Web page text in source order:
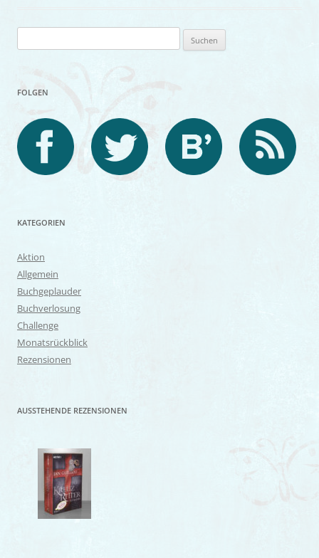
nach:
FOLGEN
KATEGORIEN
Aktion
Allgemein
Buchgeplauder
Buchverlosung
Challenge
Monatsrückblick
Rezensionen
AUSSTEHENDE REZENSIONEN